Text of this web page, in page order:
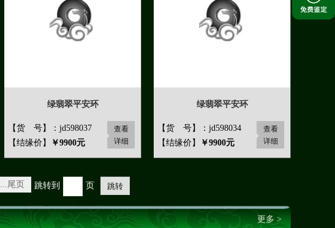
绿翡翠平安环
【货 号】：jd598037
【结缘价】
￥9900元
查看
详细
绿翡翠平安环
【货 号】：jd598034
【结缘价】
￥9900元
查看
详细
...尾页 跳转到 页 跳转
更多 >